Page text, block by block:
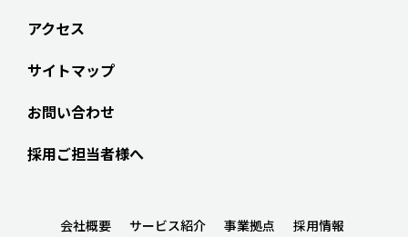
アクセス
サイトマップ
お問い合わせ
採用ご担当者様へ
会社概要 サービス紹介 事業拠点
採用情報